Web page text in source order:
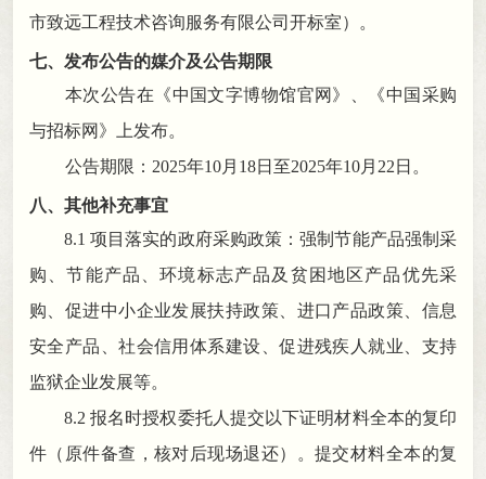
市致远工程技术咨询服务有限公司开标室）
。
七、 发布公告的媒介及公告期限
本次公告在 《中国文字博物馆官网 》、
《中国采购
与招标网》
上发布。
公告期限 ： 2025年10月 18日至2025年10月 22 日 。
八、其他补充事宜
8.1 项目落实的政府采购政策：强制节能产品强制采
购、节能产品、环境标志产品及贫困地区产品优先采
购、促进中小企业发展扶持政策、进口产品政策、信息
安全产品、社会信用 体系建设、促进残疾人就业、支持
监狱企业发展等。
8.2 报名时授权委托人提交以下证明材料全本的复印
件（原件备查 ，核对后现场退还）。提交材料全本的复